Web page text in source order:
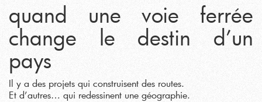
quand une voie ferrée
change le destin d’un
pays
Il y a des projets qui construisent des routes.
Et d’autres… qui redessinent une géographie.